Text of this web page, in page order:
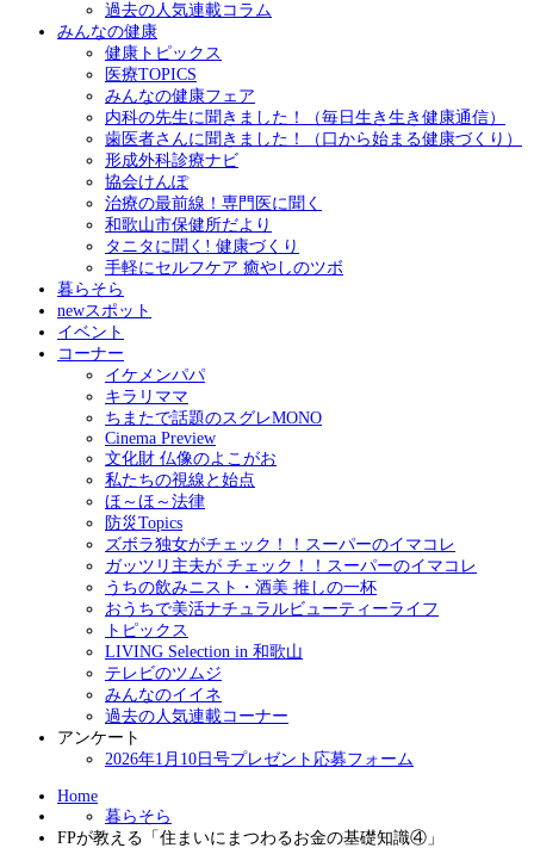
過去の人気連載コラム
みんなの健康
健康トピックス
医療TOPICS
みんなの健康フェア
内科の先生に聞きました！（毎日生き生き健康通信）
歯医者さんに聞きました！（口から始まる健康づくり）
形成外科診療ナビ
協会けんぽ
治療の最前線！専門医に聞く
和歌山市保健所だより
タニタに聞く! 健康づくり
手軽にセルフケア 癒やしのツボ
暮らそら
newスポット
イベント
コーナー
イケメンパパ
キラリママ
ちまたで話題のスグレMONO
Cinema Preview
文化財 仏像のよこがお
私たちの視線と始点
ほ～ほ～法律
防災Topics
ズボラ独女がチェック！！スーパーのイマコレ
ガッツリ主夫が チェック！！スーパーのイマコレ
うちの飲みニスト・酒美 推しの一杯
おうちで美活ナチュラルビューティーライフ
トピックス
LIVING Selection in 和歌山
テレビのツムジ
みんなのイイネ
過去の人気連載コーナー
アンケート
2026年1月10日号プレゼント応募フォーム
Home
暮らそら
FPが教える「住まいにまつわるお金の基礎知識④」